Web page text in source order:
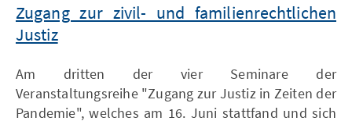
Zugang zur zivil- und familienrechtlichen
Justiz
Am dritten der vier Seminare der
Veranstaltungsreihe "Zugang zur Justiz in Zeiten der
Pandemie", welches am 16. Juni stattfand und sich